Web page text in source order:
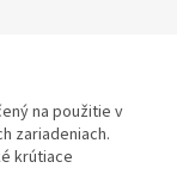
na použitie v
zariadeniach.
krútiace